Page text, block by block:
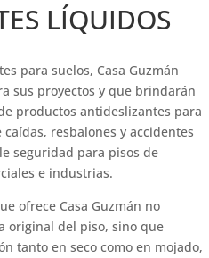
LÍQUIDOS
para suelos, Casa Guzmán
sus proyectos y que brindarán
productos antideslizantes para
resbalones y accidentes
seguridad para pisos de
e industrias.
ofrece Casa Guzmán no
original del piso, sino que
tanto en seco como en mojado,